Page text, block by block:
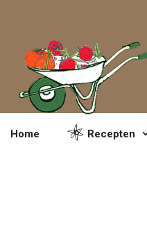
Home Recepten